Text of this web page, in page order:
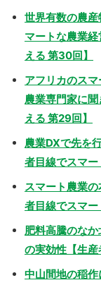
世界有数の農
マートな農業
える 第30回】
アフリカのス
農業専門家に
える 第29回】
農業DXで先を
者目線でスマー
スマート農業
者目線でスマー
肥料高騰のなか
の実効性【生産
中山間地の稲